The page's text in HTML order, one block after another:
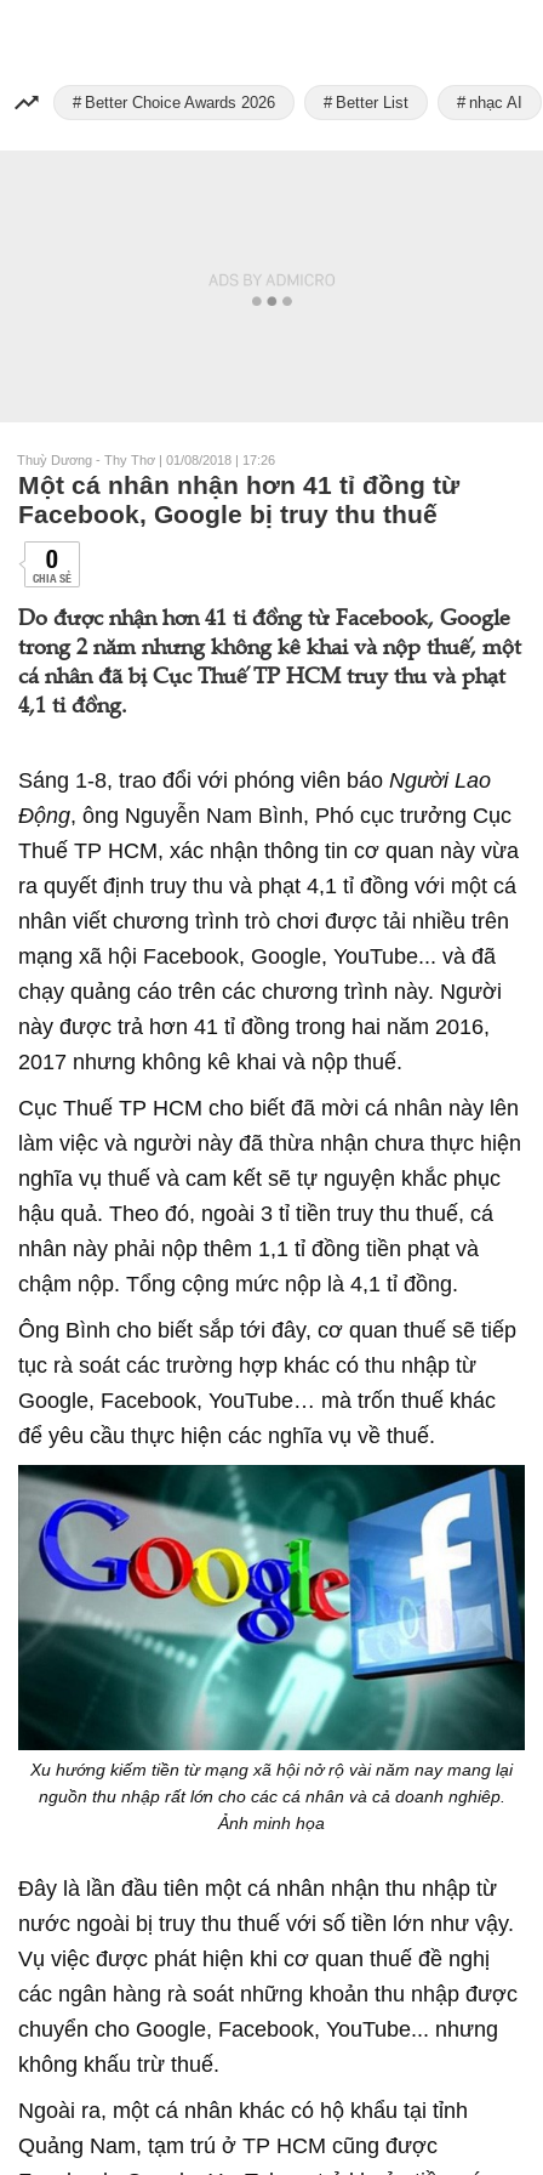
Better Choice Awards 2026 Better List nhạc AI
Thuỳ Dương - Thy Thơ | 01/08/2018 | 17:26
Một cá nhân nhận hơn 41 tỉ đồng từ
Facebook, Google bị truy thu thuế
0
CHIA SẺ
Do được nhận hơn 41 tỉ đồng từ Facebook, Google
trong 2 năm nhưng không kê khai và nộp thuế, một
cá nhân đã bị Cục Thuế TP HCM truy thu và phạt
4,1 tỉ đồng.
Sáng 1-8, trao đổi với phóng viên báo Người Lao
Động, ông Nguyễn Nam Bình, Phó cục trưởng Cục
Thuế TP HCM, xác nhận thông tin cơ quan này vừa
ra quyết định truy thu và phạt 4,1 tỉ đồng với một cá
nhân viết chương trình trò chơi được tải nhiều trên
mạng xã hội Facebook, Google, YouTube... và đã
chạy quảng cáo trên các chương trình này. Người
này được trả hơn 41 tỉ đồng trong hai năm 2016,
2017 nhưng không kê khai và nộp thuế.
Cục Thuế TP HCM cho biết đã mời cá nhân này lên
làm việc và người này đã thừa nhận chưa thực hiện
nghĩa vụ thuế và cam kết sẽ tự nguyện khắc phục
hậu quả. Theo đó, ngoài 3 tỉ tiền truy thu thuế, cá
nhân này phải nộp thêm 1,1 tỉ đồng tiền phạt và
chậm nộp. Tổng cộng mức nộp là 4,1 tỉ đồng.
Ông Bình cho biết sắp tới đây, cơ quan thuế sẽ tiếp
tục rà soát các trường hợp khác có thu nhập từ
Google, Facebook, YouTube… mà trốn thuế khác
để yêu cầu thực hiện các nghĩa vụ về thuế.
Xu hướng kiếm tiền từ mạng xã hội nở rộ vài năm nay mang lại
nguồn thu nhập rất lớn cho các cá nhân và cả doanh nghiêp.
Ảnh minh họa
Đây là lần đầu tiên một cá nhân nhận thu nhập từ
nước ngoài bị truy thu thuế với số tiền lớn như vậy.
Vụ việc được phát hiện khi cơ quan thuế đề nghị
các ngân hàng rà soát những khoản thu nhập được
chuyển cho Google, Facebook, YouTube... nhưng
không khấu trừ thuế.
Ngoài ra, một cá nhân khác có hộ khẩu tại tỉnh
Quảng Nam, tạm trú ở TP HCM cũng được